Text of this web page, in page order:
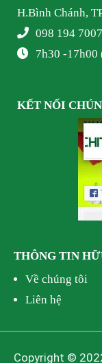
H.Bình Chánh,
098 194
7h30 -17h00
KẾT NỐI
THÔNG TIN
Về chúng tôi
Liên hệ
Copyright ©